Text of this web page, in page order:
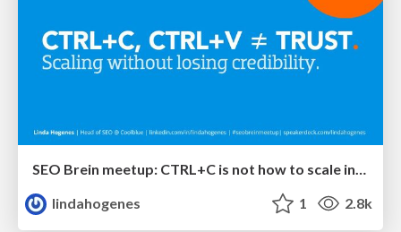
SEO Brein meetup: CTRL+C is not how to scale international SEO
lindahogenes
1 2.8k